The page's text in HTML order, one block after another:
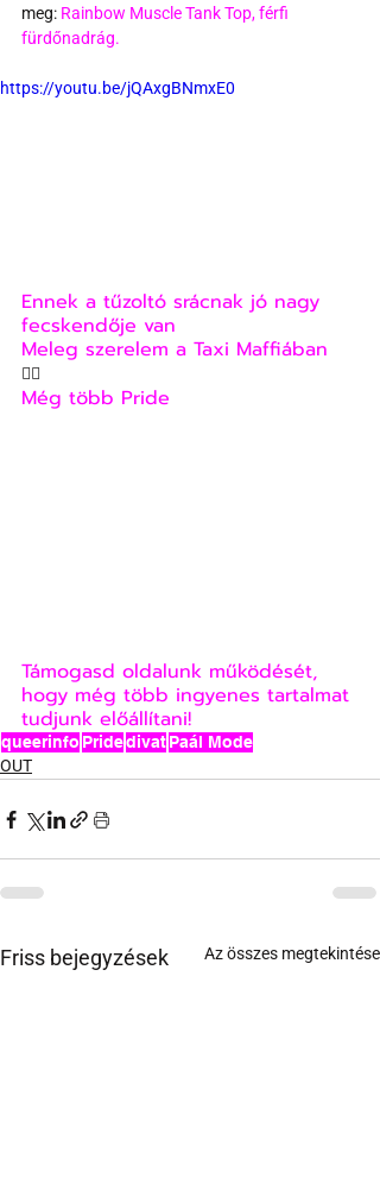
meg: Rainbow Muscle Tank Top,férfi
fürdőnadrág.
https://youtu.be/jQAxgBNmxE0
Ennek a tűzoltó srácnak jó nagy
fecskendője van
Meleg szerelem a Taxi Maffiában
🏳‍🌈
Még több Pride
Támogasd oldalunk működését,
hogy még több ingyenes tartalmat
tudjunk előállítani!
queerinfo PridedivatPaál Mode
OUT
Friss bejegyzések Az összes megtekintése